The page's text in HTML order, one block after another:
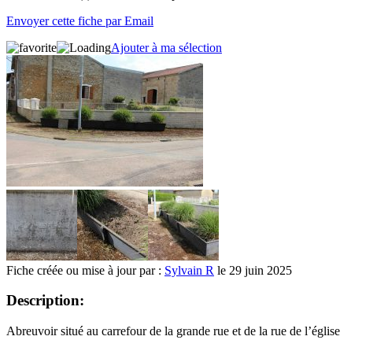
Envoyer cette fiche par Email
Ajouter à ma sélection
Fiche créée ou mise à jour par : Sylvain R le 29 juin 2025
Description:
Abreuvoir situé au carrefour de la grande rue et de la rue de l’église